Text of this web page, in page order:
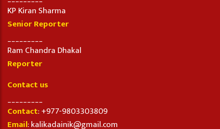
KP Kiran Sharma
Senior Reporter
Ram Chandra Dhakal
Reporter
Contact us
Contact: +977-9803303809
Email: kalikadainik@gmail.com